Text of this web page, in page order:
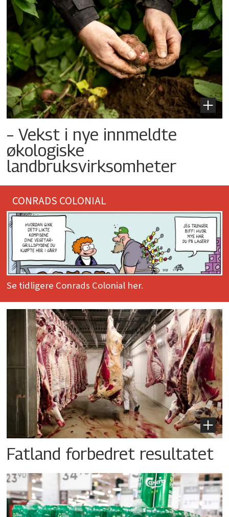
– Vekst i nye innmeldte
økologiske
landbruksvirksomheter
CONRADS COLONIAL
Se tidligere Conrads Colonial her.
Fatland forbedret resultatet